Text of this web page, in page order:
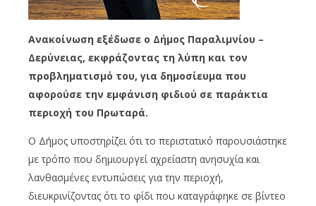
Ανακοίνωση εξέδωσε ο Δήμος Παραλιμνίου –
Δερύνειας, εκφράζοντας τη λύπη και τον
προβληματισμό του, για δημοσίευμα που
αφορούσε την εμφάνιση φιδιού σε παράκτια
περιοχή του Πρωταρά.
Ο Δήμος υποστηρίζει ότι το περιστατικό παρουσιάστηκε
με τρόπο που δημιουργεί αχρείαστη ανησυχία και
λανθασμένες εντυπώσεις για την περιοχή,
διευκρινίζοντας ότι το φίδι που καταγράφηκε σε βίντεο